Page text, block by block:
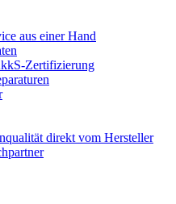
aus einer Hand
Zertifizierung
direkt vom Hersteller